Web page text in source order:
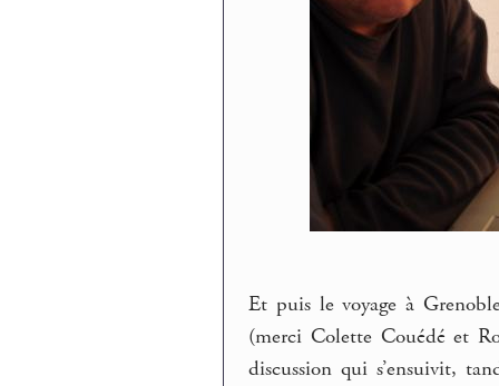
Et puis le voyage à
(merci Colette Couédé et
discussion qui s’ensuivit,